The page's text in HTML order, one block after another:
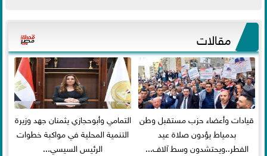
مقالات
قيادات وأعضاء حزب مستقبل وطن
بدمياط يؤدون صلاة عيد
الفطر..ويحتشدون وسط آلاف...
التمامي وأبوحجازي يثمنان جهد وزيرة
التنمية المحلية في مواكبة خطوات
الرئيس السيسي...